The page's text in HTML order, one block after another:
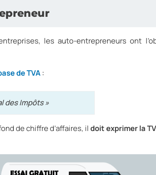
les auto-entrepreneurs ont
de TVA:
des Impôts »
de chiffre d’affaires, ildoit exprimer la